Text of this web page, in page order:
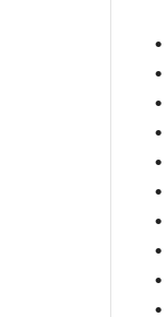
•
•
•
•
•
•
•
•
•
•